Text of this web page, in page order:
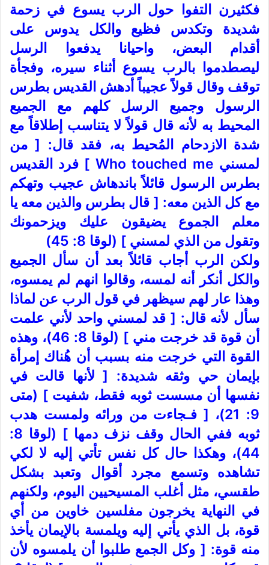
فكثيرن التفوا حول الرب يسوع في زحمة
شديدة وتكدس فظيع والكل يدوس على
أقدام البعض، واحيانا يدفعوا الرسل
ليصطدموا بالرب يسوع أثناء سيره، وفجأة
توقف وقال قولاً عجيباً أدهش القديس بطرس
الرسول وجميع الرسل كلهم مع الجميع
المحيط به لأنه قال قولاً لا يتناسب إطلاقاً مع
شدة الازدحام المُحيط به، فقد قال: [ من
لمسني Who touched me ] فرد القديس
بطرس الرسول قائلاً باندهاش عجيب وتهكم
مع كل الذين معه: [ قال بطرس والذين معه يا
معلم الجموع يضيقون عليك ويزحمونك
وتقول من الذي لمسني ] (لوقا 8: 45)
ولكن الرب أجاب قائلاً بعد أن سأل الجميع
والكل أنكر أنه لمسه، وقالوا انهم لم يمسوه،
وهذا عار لهم سيظهر في قول الرب عن لماذا
سأل لأنه قال: [ قد لمسني واحد لأني علمت
أن قوة قد خرجت مني ] (لوقا 8: 46)، وهذه
القوة التي خرجت منه بسبب أن هُناك إمرأة
بإيمان حي وثقه شديدة: [ لأنها قالت في
نفسها أن مسست ثوبه فقط، شفيت ] (متى
9: 21)، [ فـجاءت من ورائه ولمست هدب
ثوبه ففي الحال وقف نزف دمها ] (لوقا 8:
44)، وهكذا حال كل نفس تأتي إليه لا لكي
تشاهده وتسمع مجرد أقوال وتعبد بشكل
طقسي، مثل أغلب المسيحيين اليوم، ولكنهم
في النهاية يخرجون مفلسين خاوين من أي
قوة، بل الذي يأتي إليه ويلمسة بالإيمان يأخذ
منه قوة: [ وكل الجمع طلبوا أن يلمسوه لأن